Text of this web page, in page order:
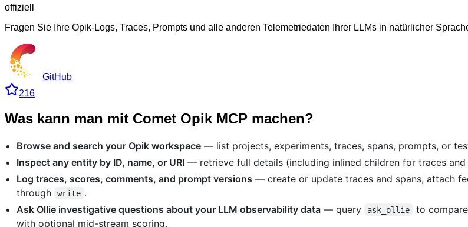
offiziell
Fragen Sie Ihre Opik-Logs, Traces, Prompts und alle anderen Telemetriedaten Ihrer LLMs in natürlicher
GitHub
216
Was kann man mit Comet Opik MCP machen?
Browse and search your Opik workspace — list projects, experiments, traces, spans, prompts, or
Inspect any entity by ID, name, or URI — retrieve full details (including inlined children for traces
Log traces, scores, comments, and prompt versions — create or update traces and spans, attach
through
write .
Ask Ollie investigative questions about your LLM observability data — query ask_ollie
to
with optional mid-stream scoring.